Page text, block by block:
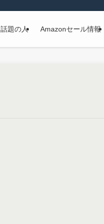
話題の人 Amazonセール情報